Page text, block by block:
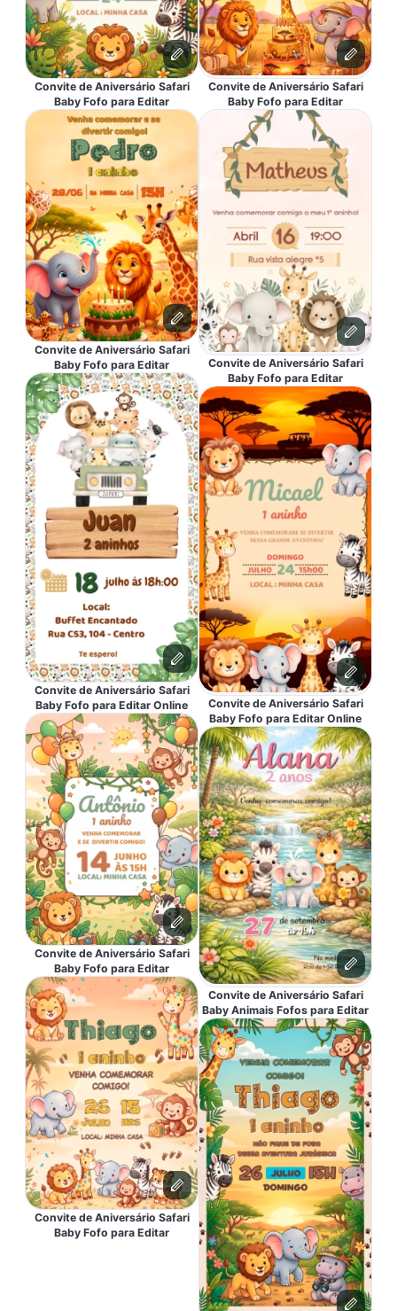
Convite de Aniversário Safari
Baby Fofo para Editar
Convite de Aniversário Safari
Baby Fofo para Editar
Convite de Aniversário Safari
Baby Fofo para Editar Online
Convite de Aniversário Safari
Baby Fofo para Editar
Convite de Aniversário Safari
Baby Fofo para Editar
Convite de Aniversário Safari
Baby Fofo para Editar
Convite de Aniversário Safari
Baby Fofo para Editar
Convite de Aniversário Safari
Baby Fofo para Editar Online
Convite de Aniversário Safari
Baby Animais Fofos para Editar